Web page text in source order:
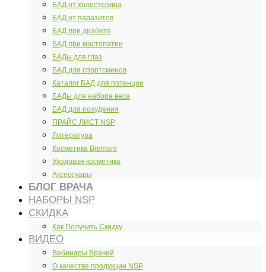
БАД от холестерина
БАД от паразитов
БАД при диабете
БАД при мастопатии
БАДы для глаз
БАД для спортсменов
Каталог БАД для потенции
БАДы для набора веса
БАД для похудения
ПРАЙС ЛИСТ NSP
Литература
Косметика Bremani
Уходовая косметика
Аксессуары
БЛОГ ВРАЧА
НАБОРЫ NSP
СКИДКА
Как Получить Скидку
ВИДЕО
Вебинары Врачей
О качестве продукции NSP